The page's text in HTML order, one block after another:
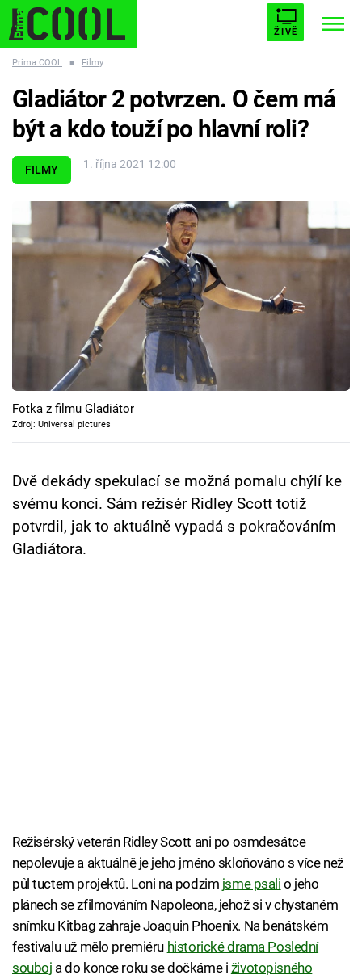
ŽIVĚ
ESCAPE PLNEJ KOTEL AVENGERS 5
Témata
Filmy
Cool Esport
Pořady
Sledujte prima+
Přihlášení
Prima COOL ■ Filmy
FILMY 1. října 2021 12:00
Gladiátor 2 potvrzen. O čem má
být a kdo touží po hlavní roli?
Fotka z filmu Gladiátor
Zdroj: Universal pictures
Dvě dekády spekulací se možná pomalu chýlí ke
svému konci. Sám režisér Ridley Scott totiž
potvrdil, jak to aktuálně vypadá s pokračováním
Gladiátora.
Režisérský veterán Ridley Scott ani po osmdesátce
nepolevuje a aktuálně je jeho jméno skloňováno s více než
půl tuctem projektů. Loni na podzim jsme psali o jeho
plánech se zfilmováním Napoleona, jehož si v chystaném
snímku Kitbag zahraje Joaquin Phoenix. Na benátském
festivalu už mělo premiéru historické drama Poslední
souboj a do konce roku se dočkáme i životopisného